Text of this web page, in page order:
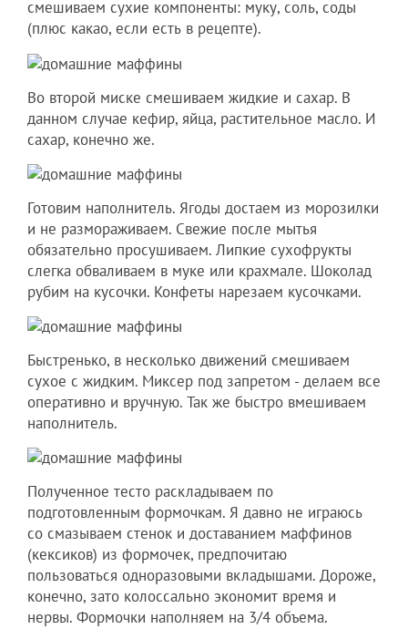
смешиваем сухие компоненты: муку, соль, соды
(плюс какао, если есть в рецепте).
Во второй миске смешиваем жидкие и сахар. В
данном случае кефир, яйца, растительное масло. И
сахар, конечно же.
Готовим наполнитель. Ягоды достаем из морозилки
и не размораживаем. Свежие после мытья
обязательно просушиваем. Липкие сухофрукты
слегка обваливаем в муке или крахмале. Шоколад
рубим на кусочки. Конфеты нарезаем кусочками.
Быстренько, в несколько движений смешиваем
сухое с жидким. Миксер под запретом - делаем все
оперативно и вручную. Так же быстро вмешиваем
наполнитель.
Полученное тесто раскладываем по
подготовленным формочкам. Я давно не играюсь
со смазываем стенок и доставанием маффинов
(кексиков) из формочек, предпочитаю
пользоваться одноразовыми вкладышами. Дороже,
конечно, зато колоссально экономит время и
нервы. Формочки наполняем на 3/4 объема.